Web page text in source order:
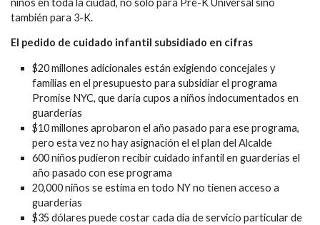
también para 3-K.
El pedido de cuidado infantil subsidiado en cifras
$20 millones adicionales están exigiendo concejales y
familias en el presupuesto para subsidiar el programa
Promise NYC, que daría cupos a niños indocumentados en
guarderías
$10 millones aprobaron el año pasado para ese programa,
pero esta vez no hay asignación el el plan del Alcalde
600 niños pudieron recibir cuidado infantil en guarderías el
año pasado con ese programa
20,000 niños se estima en todo NY no tienen acceso a
guarderías
$35 dólares puede costar cada día de servicio particular de